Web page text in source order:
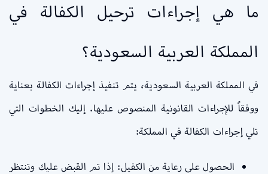
ما هي إجراءات ترحيل الكفالة في
المملكة العربية السعودية؟
في المملكة العربية السعودية، يتم تنفيذ إجراءات الكفالة بعناية
ووفقاً للإجراءات القانونية المنصوص عليها. إليك الخطوات التي
تلي إجراءات الكفالة في المملكة:
الحصول على رعاية من الكفيل: إذا تم القبض عليك وتنتظر